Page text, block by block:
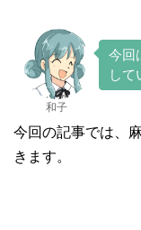
和子
今回
して
今回の記事では、
きます。